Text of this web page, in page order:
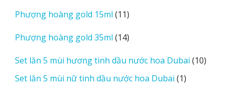
phẩm
Phượng hoàng gold 15ml 1111
phẩm
Phượng hoàng gold 35ml 1414
phẩm
Set lăn 5 mùi hương tinh dầu nước hoa Dubai 1010
Set lăn 5 mùi nữ tinh dầu nước hoa Dubai 11